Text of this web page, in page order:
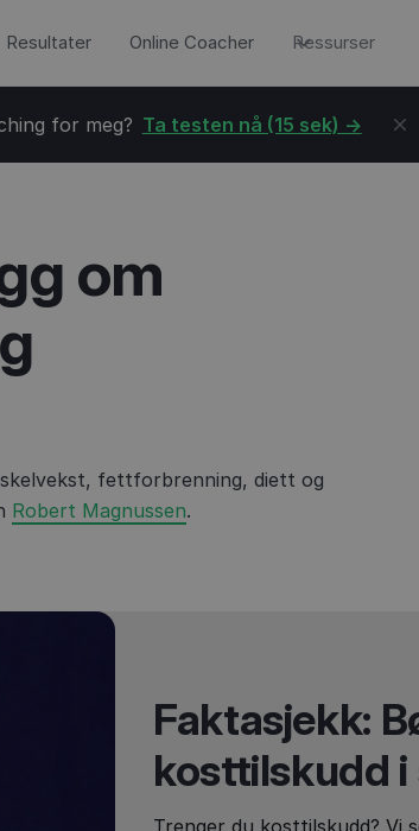
Resultater Online Coacher Ressurser
for meg? Ta testen nå (15 sek) ->
om
fettforbrenning, diett og
Robert Magnussen.
Faktasjekk:
kosttilskudd i
Trenger du kosttilskudd? Vi